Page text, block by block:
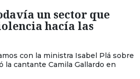
un sector que
hacía las
con la ministra Isabel Plá sobre
cantante Camila Gallardo en